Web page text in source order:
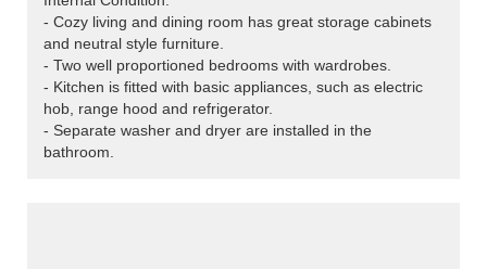
- Cozy living and dining room has great storage cabinets
and neutral style furniture.
- Two well proportioned bedrooms with wardrobes.
- Kitchen is fitted with basic appliances, such as electric
hob, range hood and refrigerator.
- Separate washer and dryer are installed in the
bathroom.